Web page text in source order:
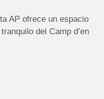
AP ofrece un espacio
del Camp d’en